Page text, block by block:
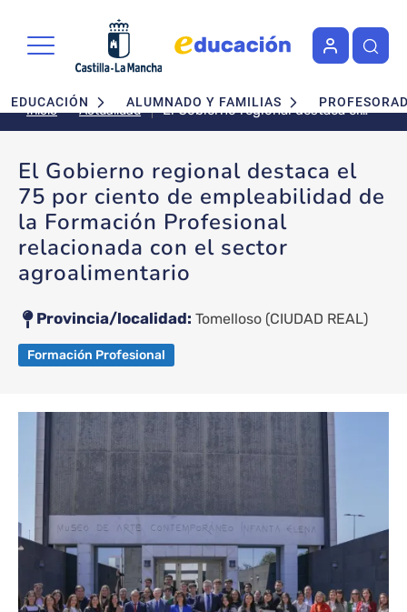
Navegación principal
EDUCACIÓN ALUMNADO Y FAMILIAS
Inicio Actualidad
El Gobierno regional destaca el
75 por ciento de empleabilidad
relacionada con el sector
agroalimentario
El Gobierno regional destaca el
75 por ciento de empleabilidad de
la Formación Profesional
relacionada con el sector
agroalimentario
Provincia/localidad Tomelloso (CIUDAD REAL)
Formación Profesional